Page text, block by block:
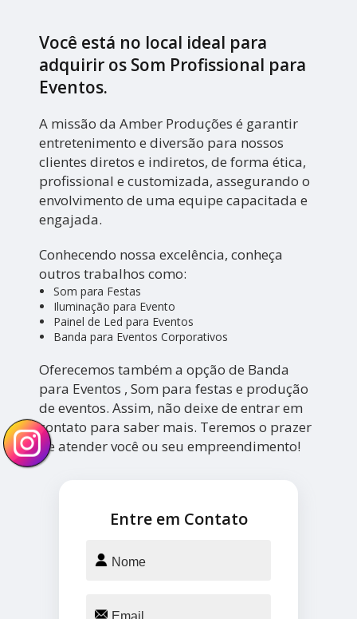
Você está no local ideal para
adquirir os Som Profissional para
Eventos.
A missão da Amber Produções é garantir
entretenimento e diversão para nossos
clientes diretos e indiretos, de forma ética,
profissional e customizada, assegurando o
envolvimento de uma equipe capacitada e
engajada.
Conhecendo nossa excelência, conheça
outros trabalhos como:
Som para Festas
Iluminação para Evento
Painel de Led para Eventos
Banda para Eventos Corporativos
Oferecemos também a opção de Banda
para Eventos , Som para festas e produção
de eventos. Assim, não deixe de entrar em
contato para saber mais. Teremos o prazer
de atender você ou seu empreendimento!
Entre em Contato